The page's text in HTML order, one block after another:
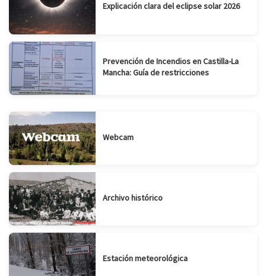
Explicación clara del eclipse solar 2026
Prevención de Incendios en Castilla-La
Mancha: Guía de restricciones
Webcam
Archivo histórico
Estación meteorológica